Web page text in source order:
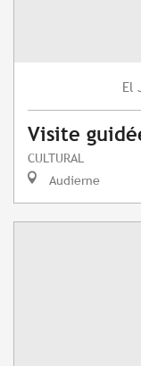
El
Visite
CULTURAL
Audierne